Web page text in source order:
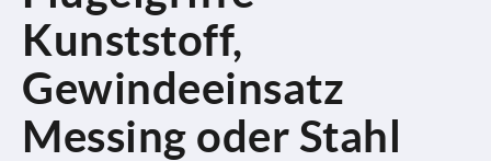
Kunststoff,
Gewindeeinsatz
Messing oder Stahl